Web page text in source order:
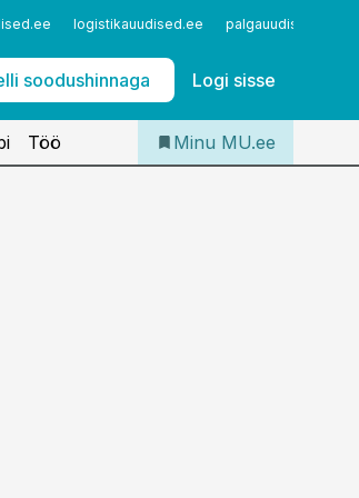
logistikauudised.ee palgauudised.ee
soodushinnaga Logi sisse
Iseteenindus
Telli Meditsiiniuudised
Töö Minu MU.ee